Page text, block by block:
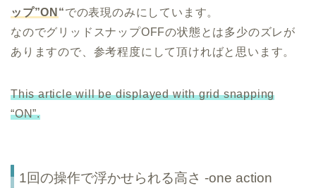
ップ”ON “での表現のみにしています。
なのでグリッドスナップOFFの状態とは多少のズレが
ありますので、参考程度にして頂ければと思います。
This article will be displayed with grid snapping
“ON”.
1回の操作で浮かせられる高さ -one action